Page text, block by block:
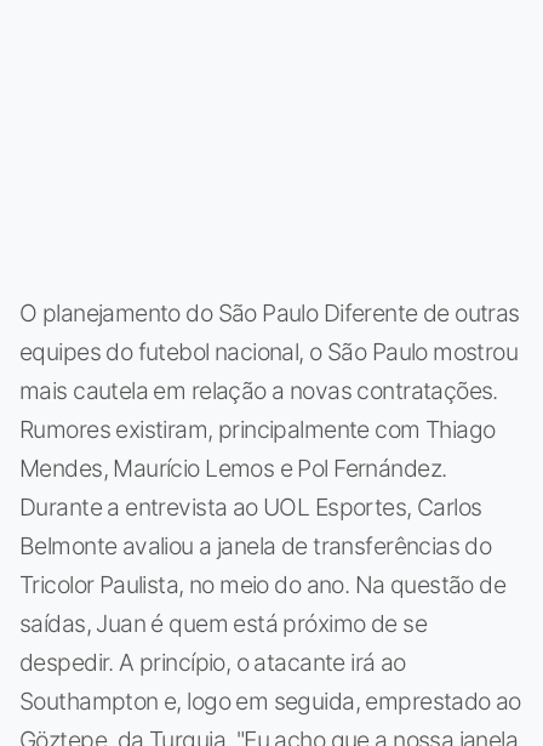
O planejamento do São Paulo Diferente de outras
equipes do futebol nacional, o São Paulo mostrou
mais cautela em relação a novas contratações.
Rumores existiram, principalmente com Thiago
Mendes, Maurício Lemos e Pol Fernández.
Durante a entrevista ao UOL Esportes, Carlos
Belmonte avaliou a janela de transferências do
Tricolor Paulista, no meio do ano. Na questão de
saídas, Juan é quem está próximo de se
despedir. A princípio, o atacante irá ao
Southampton e, logo em seguida, emprestado ao
Göztepe, da Turquia. "Eu acho que a nossa janela